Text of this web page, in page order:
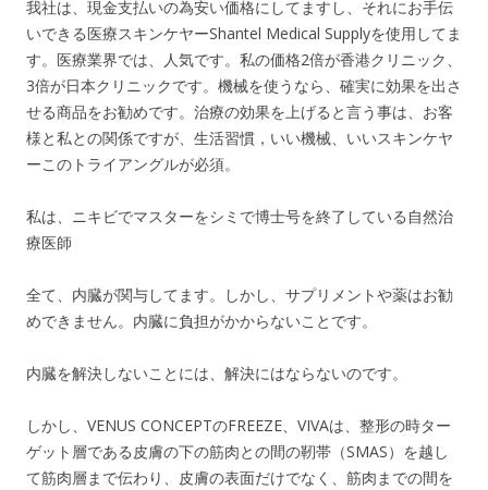
我社は、現金支払いの為安い価格にしてますし、それにお手伝
いできる医療スキンケヤーShantel Medical Supplyを使用してま
す。医療業界では、人気です。私の価格2倍が香港クリニック、
3倍が日本クリニックです。機械を使うなら、確実に効果を出さ
せる商品をお勧めです。治療の効果を上げると言う事は、お客
様と私との関係ですが、生活習慣，いい機械、いいスキンケヤ
ーこのトライアングルが必須。
私は、ニキビでマスターをシミで博士号を終了している自然治
療医師
全て、内臓が関与してます。しかし、サプリメントや薬はお勧
めできません。内臓に負担がかからないことです。
内臓を解決しないことには、解決にはならないのです。
しかし、VENUS CONCEPTのFREEZE、VIVAは、整形の時ター
ゲット層である皮膚の下の筋肉との間の靭帯（SMAS）を越し
て筋肉層まで伝わり、皮膚の表面だけでなく、筋肉までの間を